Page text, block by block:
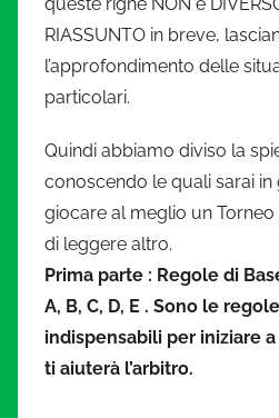
RIASSUNTO in breve,
l’approfondimento delle
particolari.
Quindi abbiamo diviso la
conoscendo le quali sarai in
giocare al meglio un
di leggere altro.
Prima parte : Regole di
A, B, C, D, E . Sono le regole
indispensabili per iniziare
ti aiuterà l’arbitro.